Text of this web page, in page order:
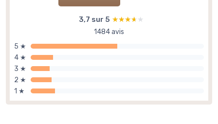
3,7 sur 5 ★★★★★
★★★★★
1484 avis
5 ★
4 ★
3 ★
2 ★
1 ★